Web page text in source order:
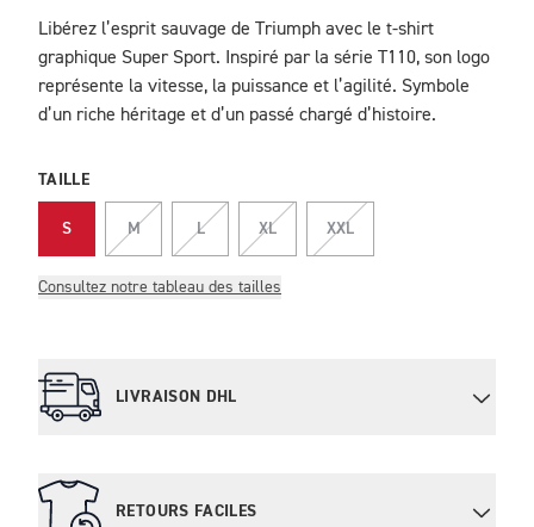
DESCRIPTION
Libérez l’esprit sauvage de Triumph avec le t-shirt
graphique Super Sport. Inspiré par la série T110, son logo
représente la vitesse, la puissance et l’agilité. Symbole
d’un riche héritage et d’un passé chargé d’histoire.
TAILLE
S M L XL XXL
Consultez notre tableau des tailles
LIVRAISON DHL
RETOURS FACILES